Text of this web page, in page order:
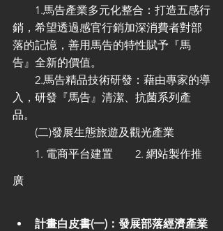
1.馬告產業多元化整合：打造五感行
銷，希望透過感官行銷加深消費者對部
落的記憶，善用馬告的特性賦予『馬
告』全新的價值。
2.馬告精品技術研發：藉由專家的導
入，研發『馬告』清潔、抗菌系列產
品。
(二)發展生態旅遊及觀光產業
1. 電商平台建置　　2. 網站製作推
廣
計畫白皮書(一)：發展部落經濟產業